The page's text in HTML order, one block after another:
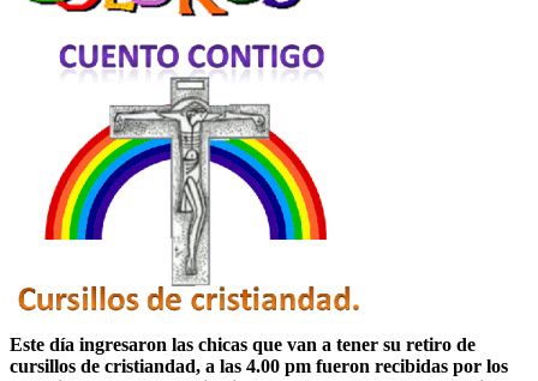
Este día ingresaron las chicas que van a tener su retiro de
cursillos de cristiandad, a las 4.00 pm fueron recibidas por los